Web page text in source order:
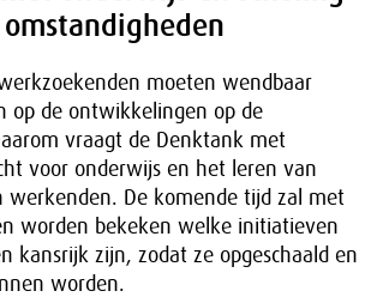
moeten wendbaar
op de ontwikkelingen op de
vraagt de Denktank met
voor onderwijs en het leren van
werkenden. De komende tijd zal met
worden bekeken welke initiatieven
kansrijk zijn, zodat ze opgeschaald en
worden.